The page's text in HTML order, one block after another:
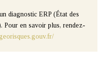
diagnostic ERP (État des
Pour en savoir plus, rendez-